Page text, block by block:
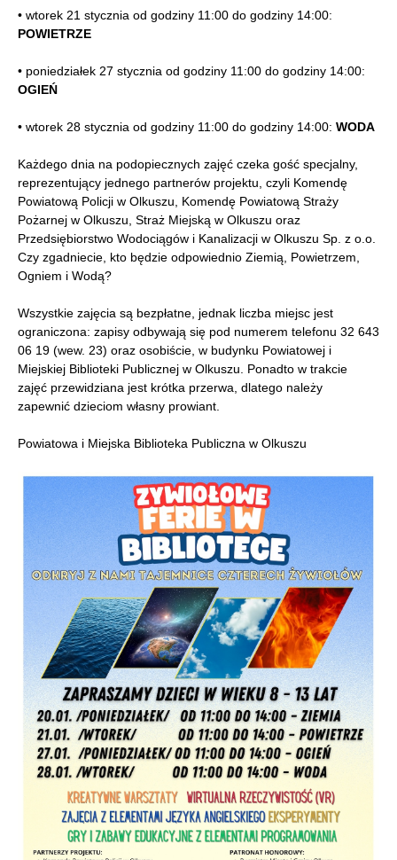
• wtorek 21 stycznia od godziny 11:00 do godziny 14:00:
POWIETRZE
• poniedziałek 27 stycznia od godziny 11:00 do godziny 14:00:
OGIEŃ
• wtorek 28 stycznia od godziny 11:00 do godziny 14:00: WODA
Każdego dnia na podopiecznych zajęć czeka gość specjalny,
reprezentujący jednego partnerów projektu, czyli Komendę
Powiatową Policji w Olkuszu, Komendę Powiatową Straży
Pożarnej w Olkuszu, Straż Miejską w Olkuszu oraz
Przedsiębiorstwo Wodociągów i Kanalizacji w Olkuszu Sp. z o.o.
Czy zgadniecie, kto będzie odpowiednio Ziemią, Powietrzem,
Ogniem i Wodą?
Wszystkie zajęcia są bezpłatne, jednak liczba miejsc jest
ograniczona: zapisy odbywają się pod numerem telefonu 32 643
06 19 (wew. 23) oraz osobiście, w budynku Powiatowej i
Miejskiej Biblioteki Publicznej w Olkuszu. Ponadto w trakcie
zajęć przewidziana jest krótka przerwa, dlatego należy
zapewnić dzieciom własny prowiant.
Powiatowa i Miejska Biblioteka Publiczna w Olkuszu